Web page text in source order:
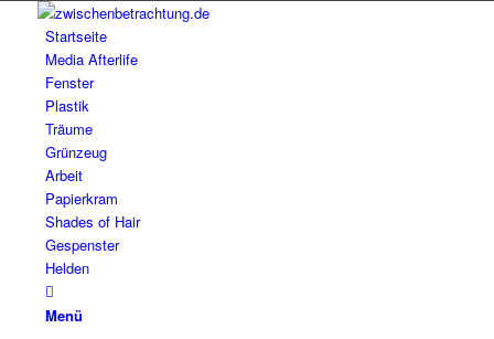
Startseite
Media Afterlife
Fenster
Plastik
Träume
Grünzeug
Arbeit
Papierkram
Shades of Hair
Gespenster
Helden
Menü